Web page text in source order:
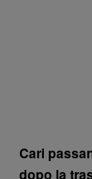
Cari
dopo la